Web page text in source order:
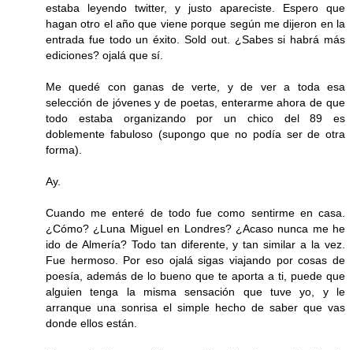
estaba leyendo twitter, y justo apareciste. Espero que
hagan otro el año que viene porque según me dijeron en la
entrada fue todo un éxito. Sold out. ¿Sabes si habrá más
ediciones? ojalá que sí.
Me quedé con ganas de verte, y de ver a toda esa
selección de jóvenes y de poetas, enterarme ahora de que
todo estaba organizando por un chico del 89 es
doblemente fabuloso (supongo que no podía ser de otra
forma).
Ay.
Cuando me enteré de todo fue como sentirme en casa.
¿Cómo? ¿Luna Miguel en Londres? ¿Acaso nunca me he
ido de Almería? Todo tan diferente, y tan similar a la vez.
Fue hermoso. Por eso ojalá sigas viajando por cosas de
poesía, además de lo bueno que te aporta a ti, puede que
alguien tenga la misma sensación que tuve yo, y le
arranque una sonrisa el simple hecho de saber que vas
donde ellos están.